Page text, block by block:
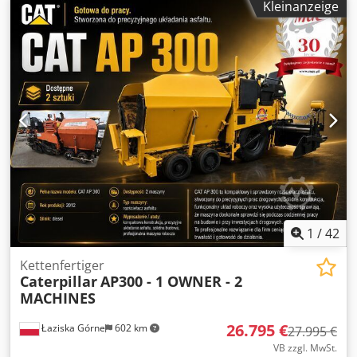
Kleinanzeige
1 /42
Łaziska Górne 602 km
Kettenfertiger
CaterpillarAP300 - 1 OWNER - 2
MACHINES
26.795 €27.995 €
VB zzgl. MwSt.